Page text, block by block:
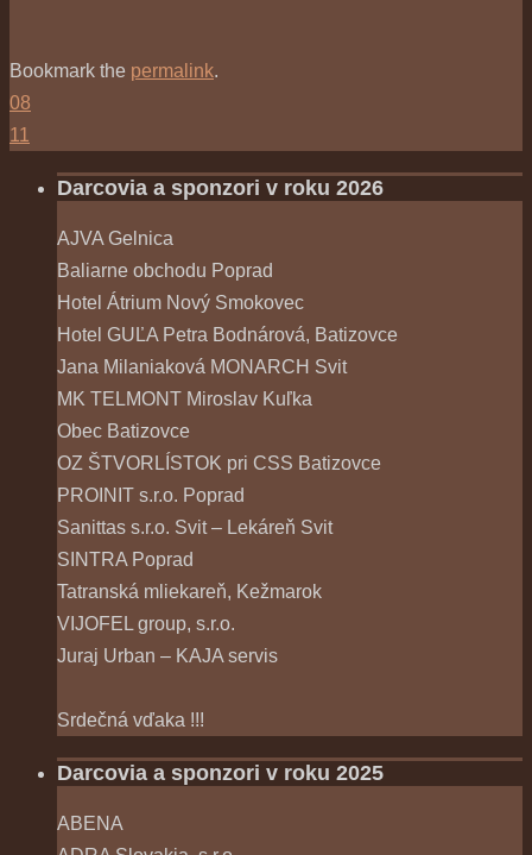
Bookmark the permalink.
08
11
Darcovia a sponzori v roku 2026
AJVA Gelnica
Baliarne obchodu Poprad
Hotel Átrium Nový Smokovec
Hotel GUĽA Petra Bodnárová, Batizovce
Jana Milaniaková MONARCH Svit
MK TELMONT Miroslav Kuľka
Obec Batizovce
OZ ŠTVORLÍSTOK pri CSS Batizovce
PROINIT s.r.o. Poprad
Sanittas s.r.o. Svit – Lekáreň Svit
SINTRA Poprad
Tatranská mliekareň, Kežmarok
VIJOFEL group, s.r.o.
Juraj Urban – KAJA servis
Srdečná vďaka !!!
Darcovia a sponzori v roku 2025
ABENA